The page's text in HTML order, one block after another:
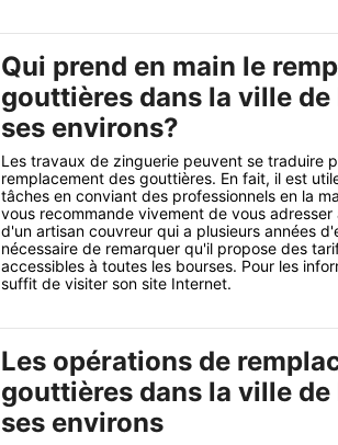
Qui prend en main le
gouttières dans la ville de
ses environs?
Les travaux de zinguerie peuvent se traduire
remplacement des gouttières. En fait, il est
tâches en conviant des professionnels en la
vous recommande vivement de vous adresser
d'un artisan couvreur qui a plusieurs années
nécessaire de remarquer qu'il propose des
accessibles à toutes les bourses. Pour les
suffit de visiter son site Internet.
Les opérations de
gouttières dans la ville de
ses environs